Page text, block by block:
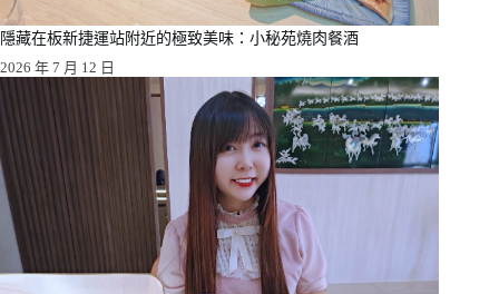
隱藏在板新捷運站附近的極致美味：小秘苑燒肉餐酒
2026 年 7 月 12 日